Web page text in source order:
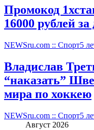
Промокод
16000 рублей за
NEWSru.com :: Спорт5
Владислав
“наказать”
мира по хоккею
NEWSru.com :: Спорт5
Август 2026